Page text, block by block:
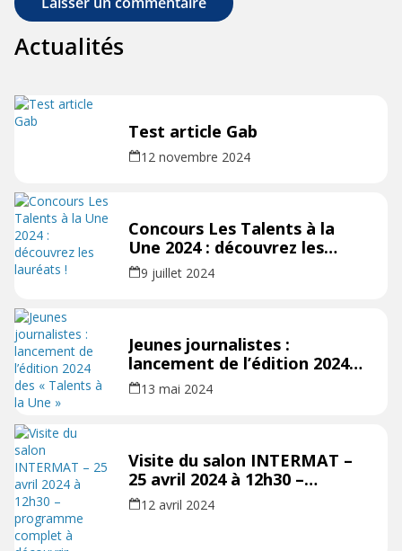
Actualités
Test article Gab
12 novembre 2024
Concours Les Talents à la
Une 2024 : découvrez les
lauréats !
9 juillet 2024
Jeunes journalistes :
lancement de l’édition 2024
des « Talents à la Une »
13 mai 2024
Visite du salon INTERMAT –
25 avril 2024 à 12h30 –
programme complet à
découvrir
12 avril 2024